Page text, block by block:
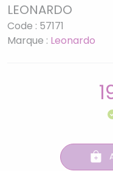
LEONARDO
Code : 57171
Marque : Leonardo